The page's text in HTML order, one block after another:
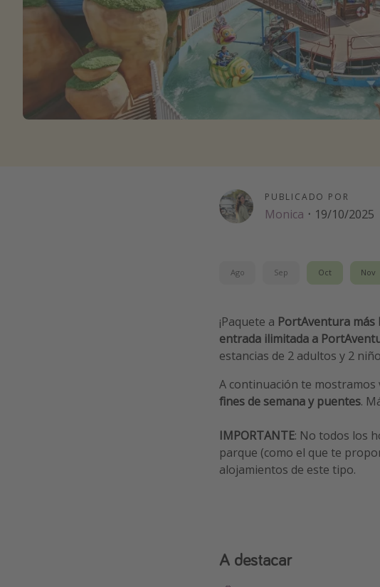
PUBLICADO POR
Monica · 19/10/2025
Ago Sep Oct Nov
¡Paquete a PortAventura
entrada ilimitada a
estancias de 2 adultos y 2
A continuación te mostramos
fines de semana y puentes.
IMPORTANTE: No todos los
parque (como el que te
alojamientos de este tipo.
A destacar